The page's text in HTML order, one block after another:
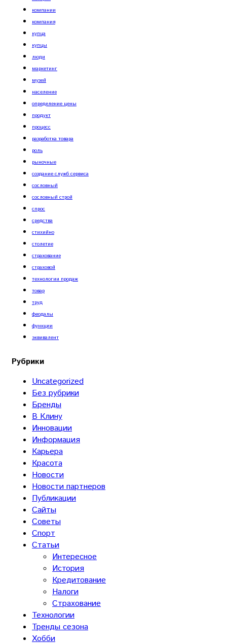
компании
компания
купца
купцы
люди
маркетинг
музей
население
определение цены
продукт
процесс
разработка товара
роль
рыночные
создание служб сервиса
сословный
сословный строй
спрос
средства
стихийно
столетие
страхование
страховой
технологии продаж
товар
труд
феодалы
функции
эквивалент
Рубрики
Uncategorized
Без рубрики
Бренды
В Клину
Инновации
Информация
Карьера
Красота
Новости
Новости партнеров
Публикации
Сайты
Советы
Спорт
Статьи
Интересное
История
Кредитование
Налоги
Страхование
Технологии
Тренды сезона
Хобби